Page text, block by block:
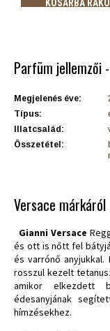
KOSÁRBA
Parfüm jellemzői
Megjelenés éve:
Típus:
Illatcsalád:
Összetétel:
Versace márkáról
Gianni Versace
és ott is nőtt fel
és varrónő
rosszul kezelt
amikor elkezdett
édesanyjának
hímzésekhez.